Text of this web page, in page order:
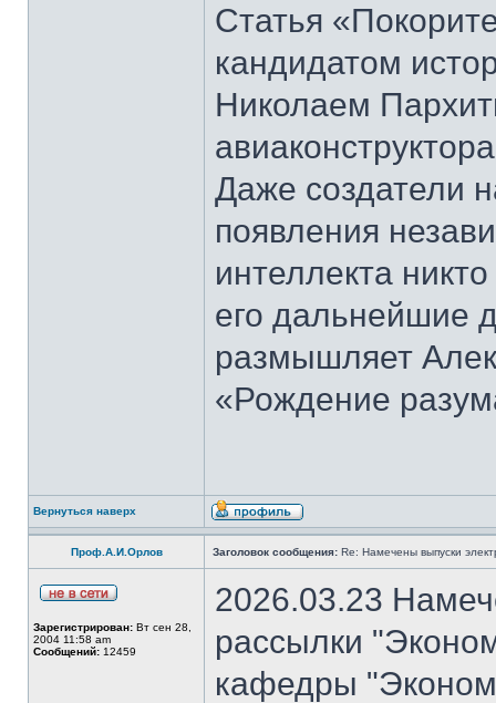
Статья
кандидатом
Николаем
Даже создатели
появления
интеллекта
его дальнейшие
размышляет
«Рождение
Вернуться наверх
Проф.А.И.Орлов Заголовок сообщения: Re: Намечены выпуски
Зарегистрирован: Вт сен 28,
2004 11:58 am
Сообщений: 12459
2026.03.23
рассылки
кафедры